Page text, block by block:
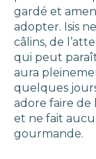
gardé et
adopter. Isis
câlins, de
qui peut
aura
quelques
adore faire de
et ne fait
gourmande.